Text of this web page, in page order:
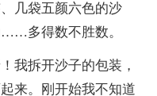
几袋五颜六色的沙
多得数不胜数。
拆开沙子的包装，
来。刚开始我不知道